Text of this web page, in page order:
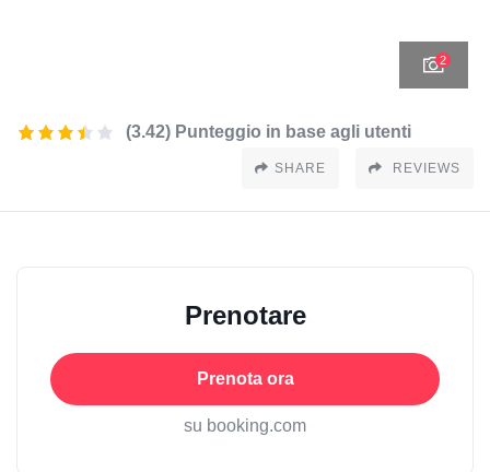
2
(3.42) Punteggio in base agli utenti
SHARE REVIEWS
Prenotare
Prenota ora
su booking.com